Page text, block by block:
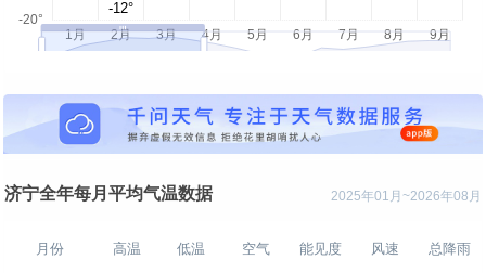
2025年01月~2026年08月
济宁全年每月平均气温数据
月份 高温 低温 空气 能见度 风速 总降雨